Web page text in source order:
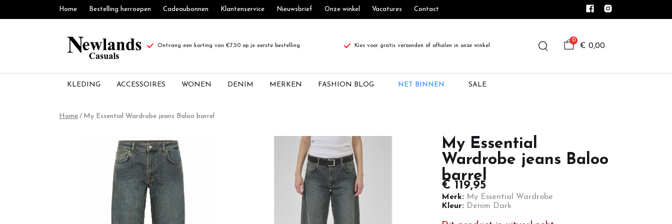
Home Bestelling herroepen Cadeaubonnen Klantenservice Nieuwsbrief Onze winkel Vacatures Contact
Ontvang een korting van €7,50 op je eerste bestelling Kies voor gratis verzenden of afhalen in onze winkel
0
€ 0,00
KLEDING ACCESSOIRES WONEN DENIM MERKEN FASHION BLOG NET BINNEN SALE
Home My Essential Wardrobe jeans Baloo barrel
My Essential
Wardrobe jeans Baloo
barrel
€ 119,95
Merk: My Essential Wardrobe
Kleur: Denim Dark